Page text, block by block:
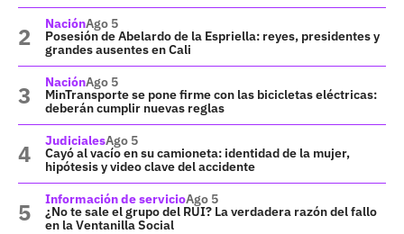
NaciónAgo 5
Posesión de Abelardo de la Espriella: reyes, presidentes y
grandes ausentes en Cali
NaciónAgo 5
MinTransporte se pone firme con las bicicletas eléctricas:
deberán cumplir nuevas reglas
JudicialesAgo 5
Cayó al vacío en su camioneta: identidad de la mujer,
hipótesis y video clave del accidente
Información de servicioAgo 5
¿No te sale el grupo del RUI? La verdadera razón del fallo
en la Ventanilla Social